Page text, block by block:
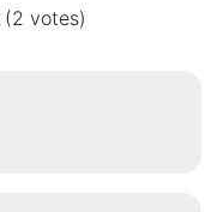
votes)